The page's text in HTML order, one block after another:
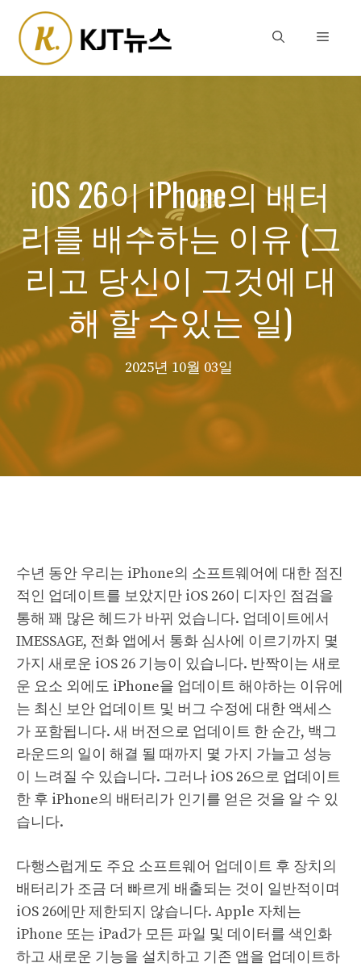
content
Menu
iOS 26이 iPhone의 배터
리를 배수하는 이유 (그
리고 당신이 그것에 대
해 할 수있는 일)
2025년 10월 03일
수년 동안 우리는 iPhone의 소프트웨어에 대한 점진
적인 업데이트를 보았지만 iOS 26이 디자인 점검을
통해 꽤 많은 헤드가 바뀌 었습니다. 업데이트에서
IMESSAGE, 전화 앱에서 통화 심사에 이르기까지 몇
가지 새로운 iOS 26 기능이 있습니다. 반짝이는 새로
운 요소 외에도 iPhone을 업데이트 해야하는 이유에
는 최신 보안 업데이트 및 버그 수정에 대한 액세스
가 포함됩니다. 새 버전으로 업데이트 한 순간, 백그
라운드의 일이 해결 될 때까지 몇 가지 가늘고 성능
이 느려질 수 있습니다. 그러나 iOS 26으로 업데이트
한 후 iPhone의 배터리가 인기를 얻은 것을 알 수 있
습니다.
다행스럽게도 주요 소프트웨어 업데이트 후 장치의
배터리가 조금 더 빠르게 배출되는 것이 일반적이며
iOS 26에만 제한되지 않습니다. Apple 자체는
iPhone 또는 iPad가 모든 파일 및 데이터를 색인화
하고 새로운 기능을 설치하고 기존 앱을 업데이트하